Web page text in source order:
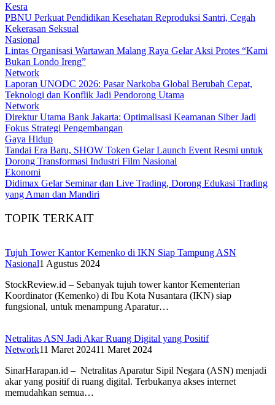
Kesra
PBNU Perkuat Pendidikan Kesehatan Reproduksi Santri, Cegah
Kekerasan Seksual
Nasional
Lintas Organisasi Wartawan Malang Raya Gelar Aksi Protes “Kami
Bukan Londo Ireng”
Network
Laporan UNODC 2026: Pasar Narkoba Global Berubah Cepat,
Teknologi dan Konflik Jadi Pendorong Utama
Network
Direktur Utama Bank Jakarta: Optimalisasi Keamanan Siber Jadi
Fokus Strategi Pengembangan
Gaya Hidup
Tandai Era Baru, SHOW Token Gelar Launch Event Resmi untuk
Dorong Transformasi Industri Film Nasional
Ekonomi
Didimax Gelar Seminar dan Live Trading, Dorong Edukasi Trading
yang Aman dan Mandiri
TOPIK TERKAIT
Tujuh Tower Kantor Kemenko di IKN Siap Tampung ASN
Nasional1 Agustus 2024
StockReview.id – Sebanyak tujuh tower kantor Kementerian
Koordinator (Kemenko) di Ibu Kota Nusantara (IKN) siap
fungsional, untuk menampung Aparatur…
Netralitas ASN Jadi Akar Ruang Digital yang Positif
Network11 Maret 202411 Maret 2024
SinarHarapan.id – Netralitas Aparatur Sipil Negara (ASN) menjadi
akar yang positif di ruang digital. Terbukanya akses internet
memudahkan semua…